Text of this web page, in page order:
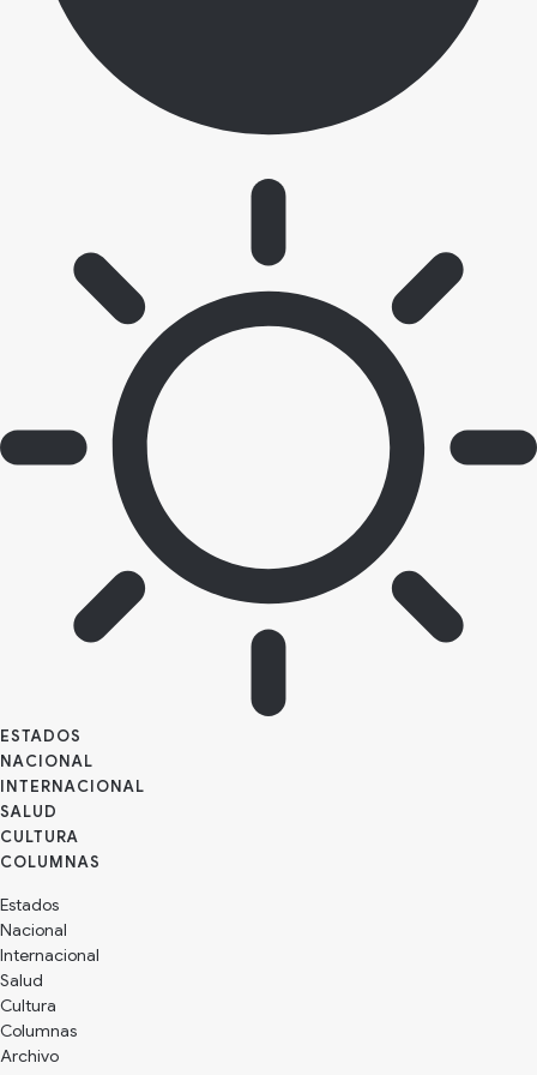
ESTADOS
NACIONAL
INTERNACIONAL
SALUD
CULTURA
Estados
Nacional
Internacional
Salud
Cultura
Archivo